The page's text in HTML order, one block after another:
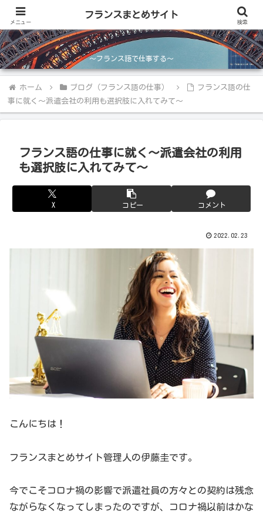
フランスまとめサイト
～フランス語で仕事する～
ホーム ブログ（フランス語の仕事）
フランス語の仕
事に就く～派遣会社の利用も選択肢に入れてみて～
フランス語の仕事に就く～派遣会社の利用
も選択肢に入れてみて～
X コピー コメント
2022.02.23
こんにちは！
フランスまとめサイト管理人の伊藤圭です。
今でこそコロナ禍の影響で派遣社員の方々との契約は残念
ながらなくなってしまったのですが、コロナ禍以前はかな
メニュー
フランスまとめサイト
検索